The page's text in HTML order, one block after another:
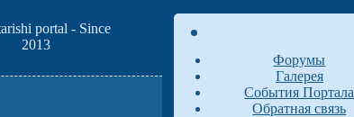
portal - Since
2013
Форумы
Галерея
События Портала
Обратная связь